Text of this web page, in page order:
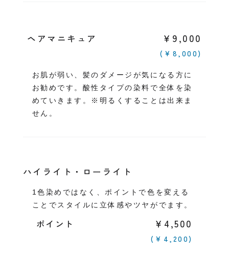
ヘアマニキュア ￥9,000
(￥8,000)
お肌が弱い、髪のダメージが気になる方に
お勧めです。酸性タイプの染料で全体を染
めていきます。※明るくすることは出来ま
せん。
ハイライト・ローライト
1色染めではなく、ポイントで色を変える
ことでスタイルに立体感やツヤがでます。
ポイント ￥4,500
(￥4,200)